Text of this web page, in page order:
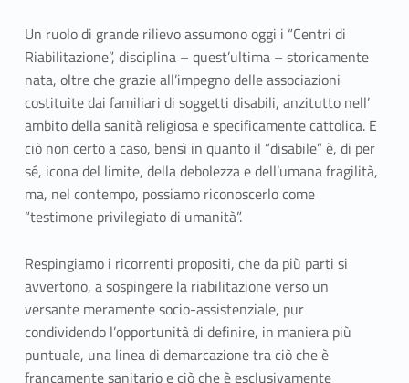
Un ruolo di grande rilievo assumono oggi i “Centri di
Riabilitazione”, disciplina – quest’ultima – storicamente
nata, oltre che grazie all’impegno delle associazioni
costituite dai familiari di soggetti disabili, anzitutto nell’
ambito della sanità religiosa e specificamente cattolica. E
ciò non certo a caso, bensì in quanto il “disabile” è, di per
sé, icona del limite, della debolezza e dell’umana fragilità,
ma, nel contempo, possiamo riconoscerlo come
“testimone privilegiato di umanità”.
Respingiamo i ricorrenti propositi, che da più parti si
avvertono, a sospingere la riabilitazione verso un
versante meramente socio-assistenziale, pur
condividendo l’opportunità di definire, in maniera più
puntuale, una linea di demarcazione tra ciò che è
francamente sanitario e ciò che è esclusivamente